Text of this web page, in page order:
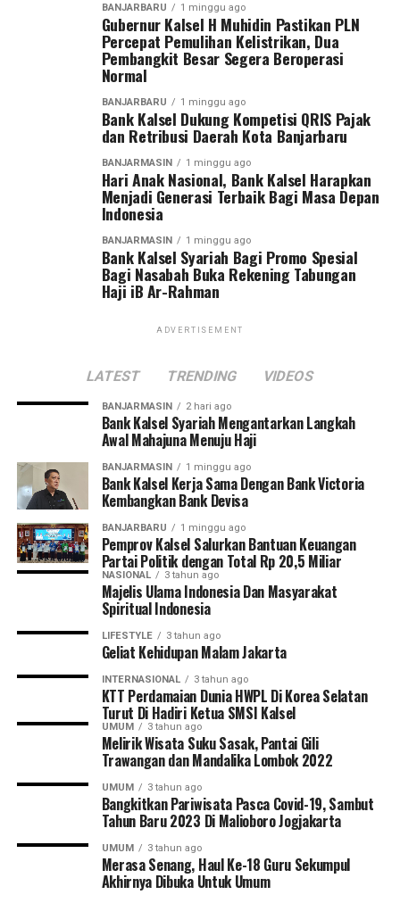
BANJARBARU 1 minggu ago
Gubernur Kalsel H Muhidin Pastikan PLN
Percepat Pemulihan Kelistrikan, Dua
Pembangkit Besar Segera Beroperasi
Normal
BANJARBARU 1 minggu ago
Bank Kalsel Dukung Kompetisi QRIS Pajak
dan Retribusi Daerah Kota Banjarbaru
BANJARMASIN 1 minggu ago
Hari Anak Nasional, Bank Kalsel Harapkan
Menjadi Generasi Terbaik Bagi Masa Depan
Indonesia
BANJARMASIN 1 minggu ago
Bank Kalsel Syariah Bagi Promo Spesial
Bagi Nasabah Buka Rekening Tabungan
Haji iB Ar-Rahman
ADVERTISEMENT
LATEST TRENDING VIDEOS
BANJARMASIN 2 hari ago
Bank Kalsel Syariah Mengantarkan Langkah
Awal Mahajuna Menuju Haji
BANJARMASIN 1 minggu ago
Bank Kalsel Kerja Sama Dengan Bank Victoria
Kembangkan Bank Devisa
BANJARBARU 1 minggu ago
Pemprov Kalsel Salurkan Bantuan Keuangan
Partai Politik dengan Total Rp 20,5 Miliar
NASIONAL 3 tahun ago
Majelis Ulama Indonesia Dan Masyarakat
Spiritual Indonesia
LIFESTYLE 3 tahun ago
Geliat Kehidupan Malam Jakarta
INTERNASIONAL 3 tahun ago
KTT Perdamaian Dunia HWPL Di Korea Selatan
Turut Di Hadiri Ketua SMSI Kalsel
UMUM 3 tahun ago
Melirik Wisata Suku Sasak, Pantai Gili
Trawangan dan Mandalika Lombok 2022
UMUM 3 tahun ago
Bangkitkan Pariwisata Pasca Covid-19, Sambut
Tahun Baru 2023 Di Malioboro Jogjakarta
UMUM 3 tahun ago
Merasa Senang, Haul Ke-18 Guru Sekumpul
Akhirnya Dibuka Untuk Umum